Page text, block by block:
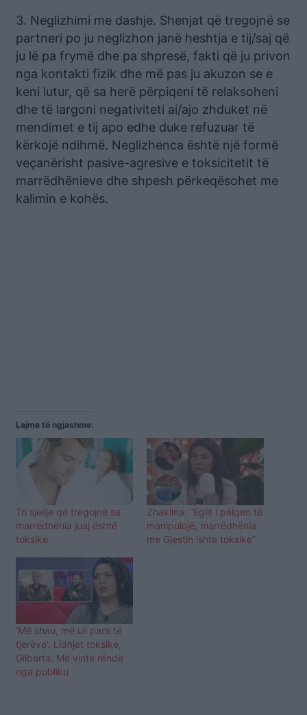
3. Neglizhimi me dashje. Shenjat që tregojnë se
partneri po ju neglizhon janë heshtja e tij/saj që
ju lë pa frymë dhe pa shpresë, fakti që ju privon
nga kontakti fizik dhe më pas ju akuzon se e
keni lutur, që sa herë përpiqeni të relaksoheni
dhe të largoni negativiteti ai/ajo zhduket në
mendimet e tij apo edhe duke refuzuar të
kërkojë ndihmë. Neglizhenca është një formë
veçanërisht pasive-agresive e toksicitetit të
marrëdhënieve dhe shpesh përkeqësohet me
kalimin e kohës.
Lajme të ngjashme:
Tri sjellje që tregojnë se
marrëdhënia juaj është
toksike
Zhaklina: “Eglit i pëlqen të
manipulojë, marrëdhënia
me Gjestin ishte toksike”
‘Më shau, më uli para të
tjerëve’. Lidhjet toksike,
Gilberta: Më vinte rëndë
nga publiku